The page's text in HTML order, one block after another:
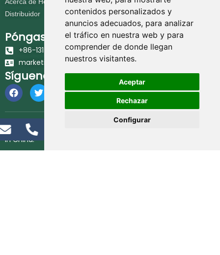
contenidos personalizados y
anuncios adecuados, para analizar
el tráfico en nuestra web y para
comprender de donde llegan
nuestros visitantes.
Aceptar
Rechazar
Configurar
Distribuidor
Póngase en contacto
+86-131-6617-7383
marketing@hethstia.com
Síguenos
© 2025 Hethstia. All Rights Reserved. Best Konjac Food Brand
in China.